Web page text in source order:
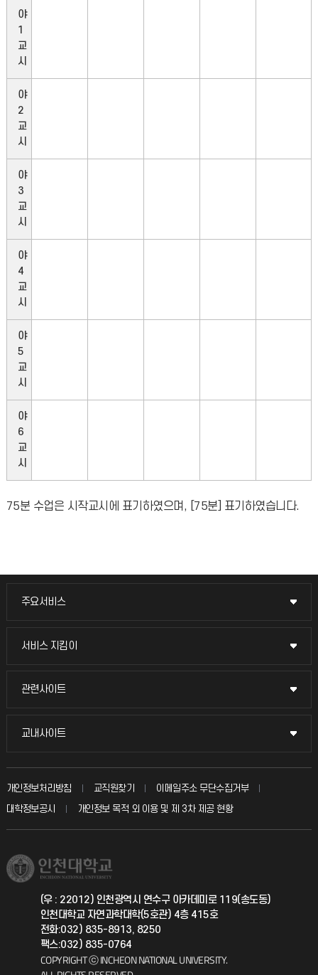
야
1
교
시
야
2
교
시
야
3
교
시
야
4
교
시
야
5
교
시
야
6
교
시
75분 수업은 시작교시에 표기하였으며, [75분] 표기하였습니다.
주요서비스
주요서비스
교무회의방송
입학안내
취업정보(학생)
서비스 지킴이
서비스 지킴이
묻고 답하기
칭찬마당
학생서비스 지킴이
관련사이트
관련사이트
국방헬프콜
총동문회
교내사이트
교내사이트
교수회
교육혁신본부
국제지원과
공자아카데미
기초교육원
개인정보처리방침 교직원찾기
이메일주소 무단수집거부
대학정보공시
개인정보 목적 외 이용 및 제 3차 제공 현황
(우 : 22012) 인천광역시 연수구 아카데미로 119(송도동)
인천대학교 자연과학대학(5호관) 4층 415호
전화:032) 835-8913, 8250
팩스:032) 835-0764
COPYRIGHT ⓒ INCHEON NATIONAL UNIVERSITY.